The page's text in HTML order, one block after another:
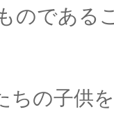
のである
ちの子供